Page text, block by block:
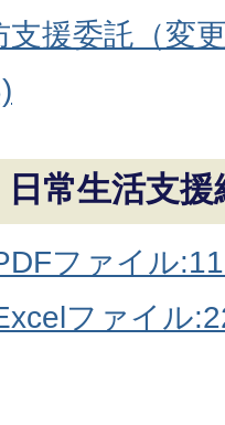
支援委託（変
常生活支援
ファイル
ファイル